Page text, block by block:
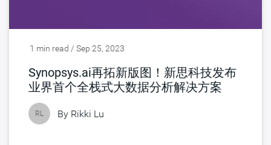
1 min read / Sep 25, 2023
Synopsys.ai再拓新版图！新思科技发布
业界首个全栈式大数据分析解决方案
RL By Rikki Lu